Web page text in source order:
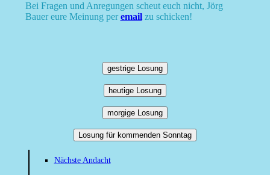
Bei Fragen und Anregungen scheut euch nicht, Jörg
Bauer eure Meinung peremailzu schicken!
gestrige Losung
heutige Losung
morgige Losung
Losung für kommenden Sonntag
Nächste Andacht